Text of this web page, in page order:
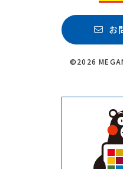
お
©2026